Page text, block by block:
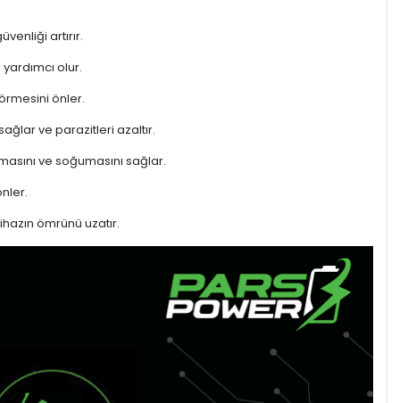
artırır.
olur.
önler.
ve parazitleri azaltır.
ve soğumasını sağlar.
ömrünü uzatır.